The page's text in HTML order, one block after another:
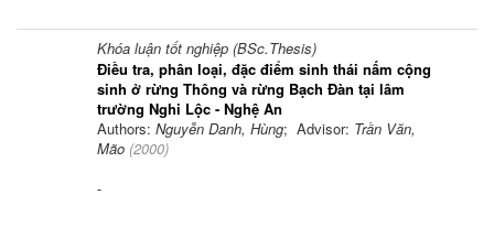
Khóa luận tốt nghiệp (BSc.Thesis)
Điều tra, phân loại, đặc điểm sinh thái nấm cộng
sinh ở rừng Thông và rừng Bạch Đàn tại lâm
trường Nghi Lộc - Nghệ An
Authors: Nguyễn Danh, Hùng; Advisor: Trần Văn,
Mão (2000)
-